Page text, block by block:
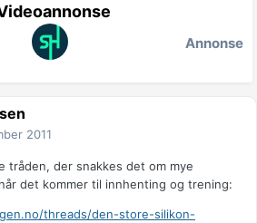
Annonse
2011
tråden, der snakkes det om mye
det kommer til innhenting og trening:
threads/den-store-silikon-